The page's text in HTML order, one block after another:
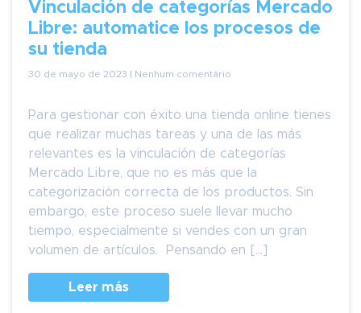
Vinculación de categorías Mercado
Libre: automatice los procesos de
su tienda
30 de mayo de 2023 | Nenhum comentário
Para gestionar con éxito una tienda online tienes
que realizar muchas tareas y una de las más
relevantes es la vinculación de categorías
Mercado Libre, que no es más que la
categorización correcta de los productos. Sin
embargo, este proceso suele llevar mucho
tiempo, especialmente si vendes con un gran
volumen de artículos. Pensando en […]
Leer más